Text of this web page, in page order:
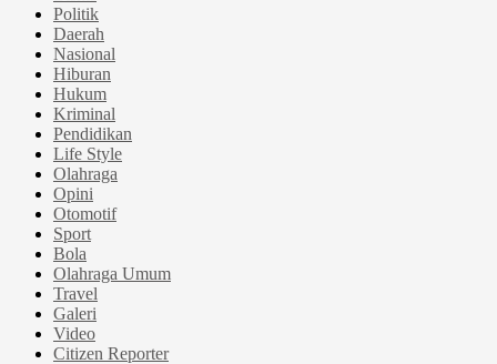
Politik
Daerah
Nasional
Hiburan
Hukum
Kriminal
Pendidikan
Life Style
Olahraga
Opini
Otomotif
Sport
Bola
Olahraga Umum
Travel
Galeri
Video
Citizen Reporter